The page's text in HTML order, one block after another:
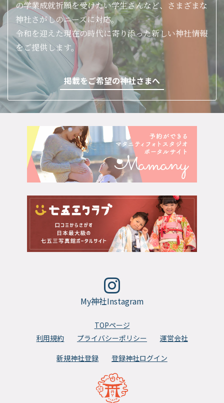
の学業成就祈願を受けたい学生さんなど、さまざまな
神社さがしのニーズに対応。
令和を迎えた現在の時代に寄り添った新しい神社情報
をご提供します。
掲載をご希望の神社さまへ
My神社Instagram
TOPページ
利用規約
プライバシーポリシー
運営会社
新規神社登録
登録神社ログイン